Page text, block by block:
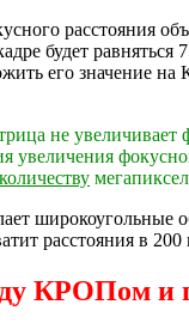
расстояния
будет
его значение
не увеличивает
увеличения
широкоугольные
расстояния в
КРОПом и